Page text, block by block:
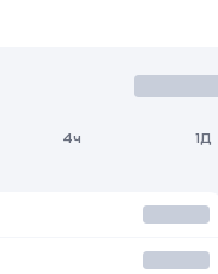
4ч 1Д